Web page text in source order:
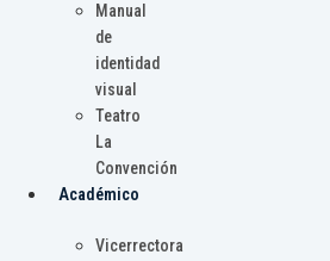
Manual
de
identidad
visual
Teatro
La
Convención
Académico
Vicerrectora